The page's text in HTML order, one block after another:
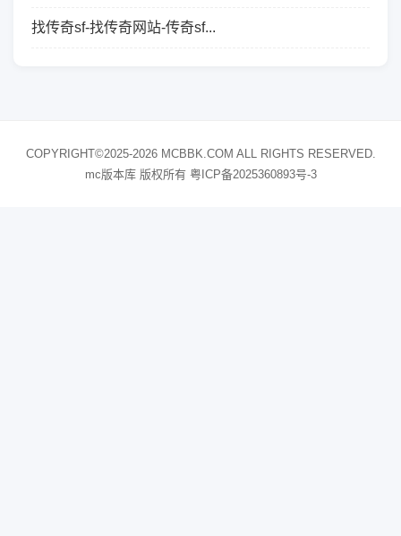
找传奇sf-找传奇网站-传奇sf...
COPYRIGHT©2025-2026 MCBBK.COM ALL RIGHTS RESERVED.
mc版本库 版权所有 粤ICP备2025360893号-3